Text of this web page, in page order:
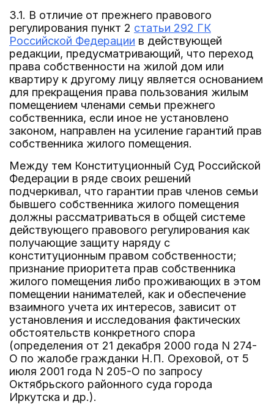
3.1. В отличие от прежнего правового
регулирования пункт 2 статьи 292 ГК
Российской Федерации в действующей
редакции, предусматривающий, что переход
права собственности на жилой дом или
квартиру к другому лицу является основанием
для прекращения права пользования жилым
помещением членами семьи прежнего
собственника, если иное не установлено
законом, направлен на усиление гарантий прав
собственника жилого помещения.
Между тем Конституционный Суд Российской
Федерации в ряде своих решений
подчеркивал, что гарантии прав членов семьи
бывшего собственника жилого помещения
должны рассматриваться в общей системе
действующего правового регулирования как
получающие защиту наряду с
конституционным правом собственности;
признание приоритета прав собственника
жилого помещения либо проживающих в этом
помещении нанимателей, как и обеспечение
взаимного учета их интересов, зависит от
установления и исследования фактических
обстоятельств конкретного спора
(определения от 21 декабря 2000 года N 274-
О по жалобе гражданки Н.П. Ореховой, от 5
июля 2001 года N 205-О по запросу
Октябрьского районного суда города
Иркутска и др.).